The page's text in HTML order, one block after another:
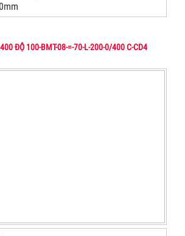
ĐỘ 100-BMT-08-=-70-L-200-0/400 C-CD4